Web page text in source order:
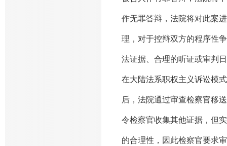
作无罪答辩，法院将对此案
理，对于控辩双方的程序性
法证据、合理的听证或审判
在大陆法系职权主义诉讼模
后，法院通过审查检察官移
令检察官收集其他证据，但
的合理性，因此检察官要求